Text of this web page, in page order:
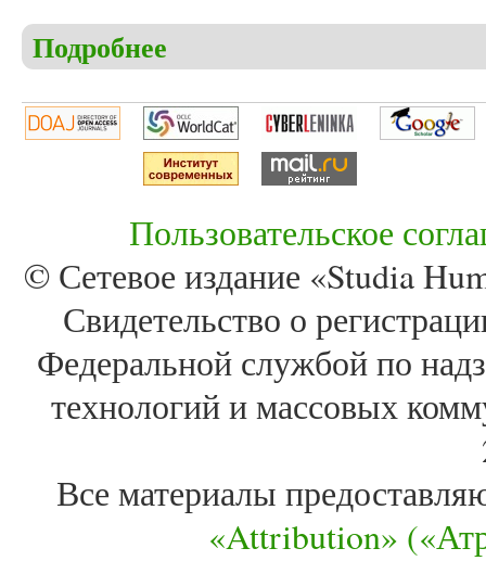
Подробнее
Пользовательское
© Сетевое издание «Studia
Свидетельство о
Федеральной службой по
технологий и массовых
Все материалы
«Attribution»